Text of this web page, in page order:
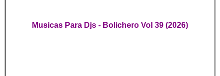
Musicas Para Djs - Bolichero Vol 39 (2026)